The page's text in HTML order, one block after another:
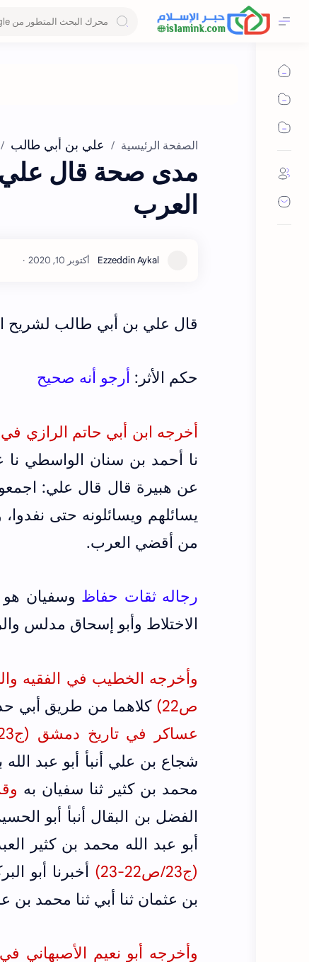
الصفحة الرئيسية علي بن أبي طالب
مدى صحة قال
العرب
قال علي بن أبي طالب لشريح
حكم الأثر: أرجو أنه صحيح
أخرجه ابن أبي حاتم الرازي في
نا أحمد بن سنان الواسطي
عن هبيرة قال قال علي:
يسائلهم ويسائلونه حتى
من أقضي العرب.
رجاله ثقات حفاظ وسفيان هو
الاختلاط وأبو إسحاق مدلس
ص22)
كلاهما من طريق أبي
عساكر في تاريخ دمشق (ج23/ص21-22)
شجاع بن علي أنبأ أبو عبد
محمد بن كثير ثنا سفيان به
الفضل بن البقال أنبأ أبو
أبو عبد الله محمد بن كثير
(ج23/ص22-23)
أخبرنا أبو
بن عثمان ثنا أبي ثنا محمد بن